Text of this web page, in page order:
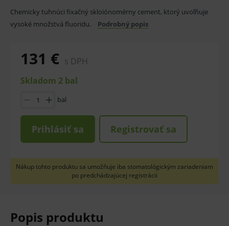
Chemicky tuhnúci fixačný skloiónomérny cement, ktorý uvoľňuje
vysoké množstvá fluoridu.
Podrobný popis
131 € s DPH
Skladom 2 bal
bal
Prihlásiť sa Registrovať sa
Nákup tohto produktu sa umožňuje iba stomatológickým zariadeniam
po predchádzajúcej registrácii
Popis produktu